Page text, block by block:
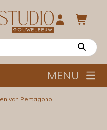
MENU
van Pentagono